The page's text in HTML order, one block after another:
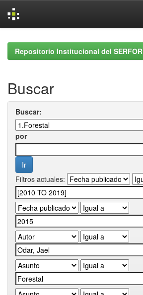
navigationRepositorio Institucional del SERFOR
Buscar
Buscar:
por
Filtros actuales: